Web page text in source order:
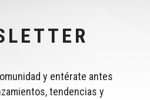
y entérate antes
tendencias y